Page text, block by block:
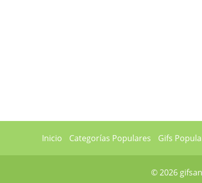
Inicio Categorías Populares Gifs
© 2026